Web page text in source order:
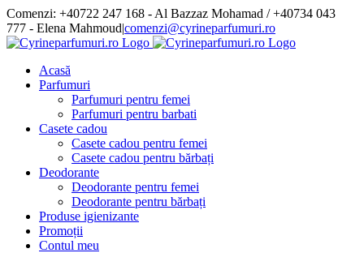
Skip
to
content
Comenzi: +40722 247 168 - Al Bazzaz Mohamad / +40734 043
777 - Elena Mahmoud|comenzi@cyrineparfumuri.ro
Facebook
Acasă
Parfumuri
Parfumuri pentru femei
Parfumuri pentru barbati
Casete cadou
Casete cadou pentru femei
Casete cadou pentru bărbați
Deodorante
Deodorante pentru femei
Deodorante pentru bărbați
Produse igienizante
Promoții
Contul meu